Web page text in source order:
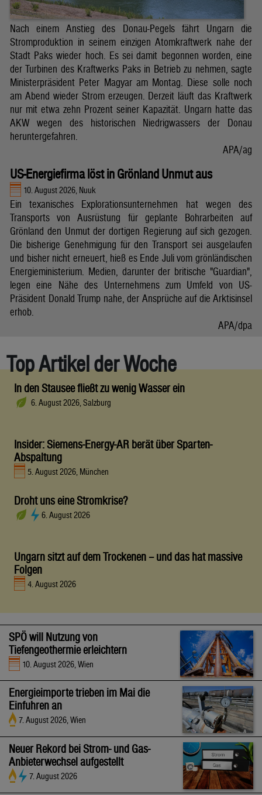
Nach einem Anstieg des Donau-Pegels fährt Ungarn die
Stromproduktion in seinem einzigen Atomkraftwerk nahe der
Stadt Paks wieder hoch. Es sei damit begonnen worden, eine
der Turbinen des Kraftwerks Paks in Betrieb zu nehmen, sagte
Ministerpräsident Peter Magyar am Montag. Diese solle noch
am Abend wieder Strom erzeugen. Derzeit läuft das Kraftwerk
nur mit etwa zehn Prozent seiner Kapazität. Ungarn hatte das
AKW wegen des historischen Niedrigwassers der Donau
heruntergefahren.
APA/ag
US-Energiefirma löst in Grönland Unmut aus
10. August 2026, Nuuk
Ein texanisches Explorationsunternehmen hat wegen des
Transports von Ausrüstung für geplante Bohrarbeiten auf
Grönland den Unmut der dortigen Regierung auf sich gezogen.
Die bisherige Genehmigung für den Transport sei ausgelaufen
und bisher nicht erneuert, hieß es Ende Juli vom grönländischen
Energieministerium. Medien, darunter der britische "Guardian",
legen eine Nähe des Unternehmens zum Umfeld von US-
Präsident Donald Trump nahe, der Ansprüche auf die Arktisinsel
erhob.
APA/dpa
Top Artikel der Woche
In den Stausee fließt zu wenig Wasser ein
6. August 2026, Salzburg
Insider: Siemens-Energy-AR berät über Sparten-
Abspaltung
5. August 2026, München
Droht uns eine Stromkrise?
6. August 2026
Ungarn sitzt auf dem Trockenen – und das hat massive
Folgen
4. August 2026
SPÖ will Nutzung von
Tiefengeothermie erleichtern
10. August 2026, Wien
Energieimporte trieben im Mai die
Einfuhren an
7. August 2026, Wien
Neuer Rekord bei Strom- und Gas-
Anbieterwechsel aufgestellt
7. August 2026